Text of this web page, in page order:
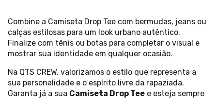
Combine a Camiseta Drop Tee com bermudas, jeans ou
calças estilosas para um look urbano autêntico.
Finalize com tênis ou botas para completar o visual e
mostrar sua identidade em qualquer ocasião.
Na QTS CREW, valorizamos o estilo que representa a
sua personalidade e o espírito livre da rapaziada.
Garanta já a sua Camiseta Drop Tee e esteja sempre